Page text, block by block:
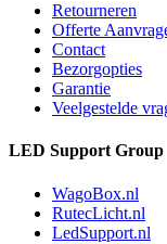
Retourneren
Offerte
Contact
Bezorgopties
Garantie
Veelgestelde
LED Support Group
WagoBox.nl
RutecLicht.nl
LedSupport.nl